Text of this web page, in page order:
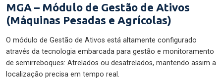
MGA – Módulo de Gestão de Ativos
(Máquinas Pesadas e Agrícolas)
O módulo de Gestão de Ativos está altamente configurado
através da tecnologia embarcada para gestão e monitoramento
de semirreboques: Atrelados ou desatrelados, mantendo assim a
localização precisa em tempo real.